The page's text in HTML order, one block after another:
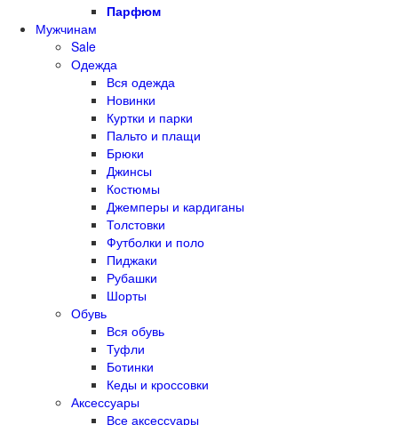
Парфюм
Мужчинам
Sale
Одежда
Вся одежда
Новинки
Куртки и парки
Пальто и плащи
Брюки
Джинсы
Костюмы
Джемперы и кардиганы
Толстовки
Футболки и поло
Пиджаки
Рубашки
Шорты
Обувь
Вся обувь
Туфли
Ботинки
Кеды и кроссовки
Аксессуары
Все аксессуары